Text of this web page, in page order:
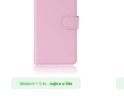
Skladom > 5 ks -zajtra u Vás